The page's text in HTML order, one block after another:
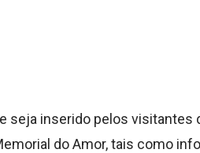
seja inserido pelos visitantes
do Amor, tais como